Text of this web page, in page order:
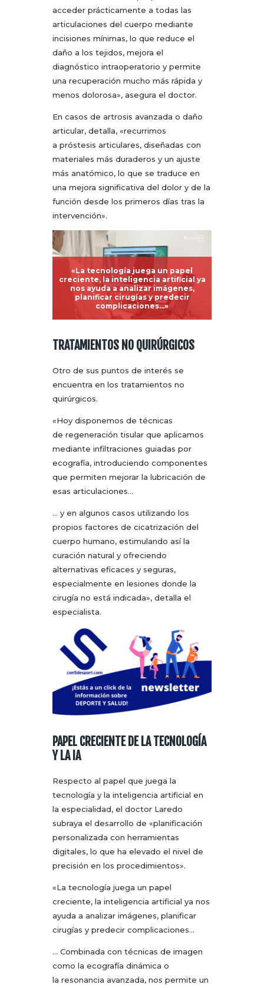
acceder prácticamente a todas las
articulaciones del cuerpo mediante
incisiones mínimas, lo que reduce el
daño a los tejidos, mejora el
diagnóstico intraoperatorio y permite
una recuperación mucho más rápida y
menos dolorosa», asegura el doctor.
En casos de artrosis avanzada o daño
articular, detalla, «recurrimos
a próstesis articulares, diseñadas con
materiales más duraderos y un ajuste
más anatómico, lo que se traduce en
una mejora significativa del dolor y de la
función desde los primeros días tras la
intervención».
«La tecnología juega un papel
creciente, la inteligencia artificial ya
nos ayuda a analizar imágenes,
planificar cirugías y predecir
complicaciones…»
TRATAMIENTOS NO QUIRÚRGICOS
Otro de sus puntos de interés se
encuentra en los tratamientos no
quirúrgicos.
«Hoy disponemos de técnicas
de regeneración tisular que aplicamos
mediante infiltraciones guiadas por
ecografía, introduciendo componentes
que permiten mejorar la lubricación de
esas articulaciones…
… y en algunos casos utilizando los
propios factores de cicatrización del
cuerpo humano, estimulando así la
curación natural y ofreciendo
alternativas eficaces y seguras,
especialmente en lesiones donde la
cirugía no está indicada», detalla el
especialista.
PAPEL CRECIENTE DE LA TECNOLOGÍA
Y LA IA
Respecto al papel que juega la
tecnología y la inteligencia artificial en
la especialidad, el doctor Laredo
subraya el desarrollo de «planificación
personalizada con herramientas
digitales, lo que ha elevado el nivel de
precisión en los procedimientos».
«La tecnología juega un papel
creciente, la inteligencia artificial ya nos
ayuda a analizar imágenes, planificar
cirugías y predecir complicaciones…
… Combinada con técnicas de imagen
como la ecografía dinámica o
la resonancia avanzada, nos permite un